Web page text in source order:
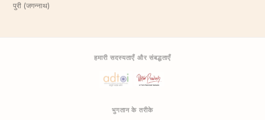
पुरी (जगन्नाथ)
हमारी सदस्यताएँ और संबद्धताएँ
भुगतान के तरीके